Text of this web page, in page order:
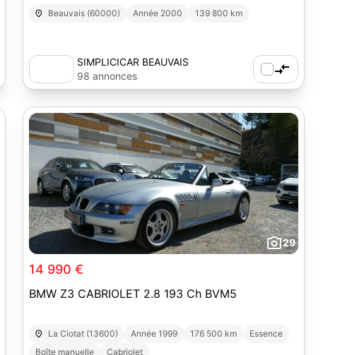
Beauvais (60000) Année 2000 139 800 km
SIMPLICICAR BEAUVAIS
98 annonces
29
14 990 €
BMW Z3 CABRIOLET 2.8 193 Ch BVM5
La Ciotat (13600) Année 1999 176 500 km
Essence
Boîte manuelle
Cabriolet